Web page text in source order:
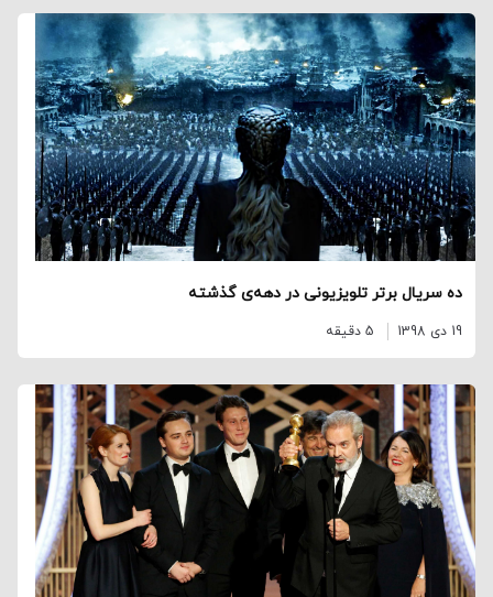
ده سریال برتر تلویزیونی در دهه‌ی گذشته
19 دی 1398 5 دقیقه